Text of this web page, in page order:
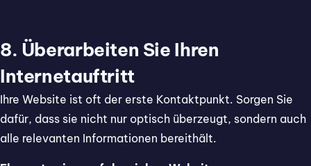
8. Überarbeiten Sie Ihren
Internetauftritt
Ihre Website ist oft der erste Kontaktpunkt. Sorgen Sie
dafür, dass sie nicht nur optisch überzeugt, sondern auch
alle relevanten Informationen bereithält.